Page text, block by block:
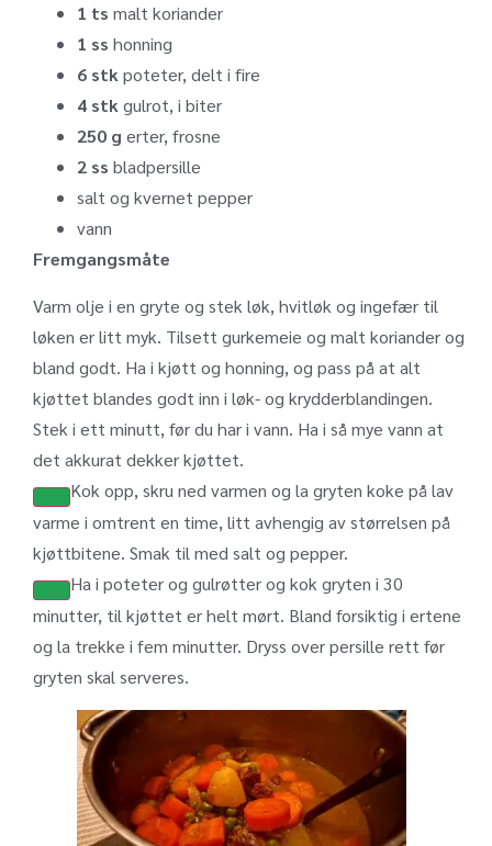
1 ts malt koriander
1 ss honning
6 stkpoteter, delt i fire
4 stkgulrot, i biter
250 g erter, frosne
2 ss bladpersille
salt og kvernet pepper
vann
Fremgangsmåte
Varm olje i en gryte og stek løk, hvitløk og ingefær til
løken er litt myk. Tilsett gurkemeie og malt koriander og
bland godt. Ha i kjøtt og honning, og pass på at alt
kjøttet blandes godt inn i løk- og krydderblandingen.
Stek i ett minutt, før du har i vann. Ha i så mye vann at
det akkurat dekker kjøttet.
Kok opp, skru ned varmen og la gryten koke på lav
varme i omtrent en time, litt avhengig av størrelsen på
kjøttbitene. Smak til med salt og pepper.
Ha i poteter og gulrøtter og kok gryten i 30
minutter, til kjøttet er helt mørt. Bland forsiktig i ertene
og la trekke i fem minutter. Dryss over persille rett før
gryten skal serveres.